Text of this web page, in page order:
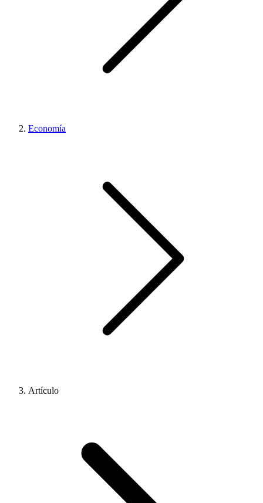
Economía
Artículo